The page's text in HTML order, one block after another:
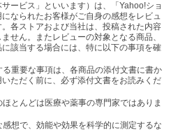
ービス」といいます）は、「Yahoo!ショ
なられたお客様がご自身の感想をレビュ
各ストアおよび当社は、投稿された内容
せん。またレビューの対象となる商品、
該当する場合には、特に以下の事項を確
重要な事項は、各商品の添付文書に書か
ただく前に、必ず添付文書をお読みくだ
とんどは医療や薬事の専門家ではありま
想で、効能や効果を科学的に測定するな